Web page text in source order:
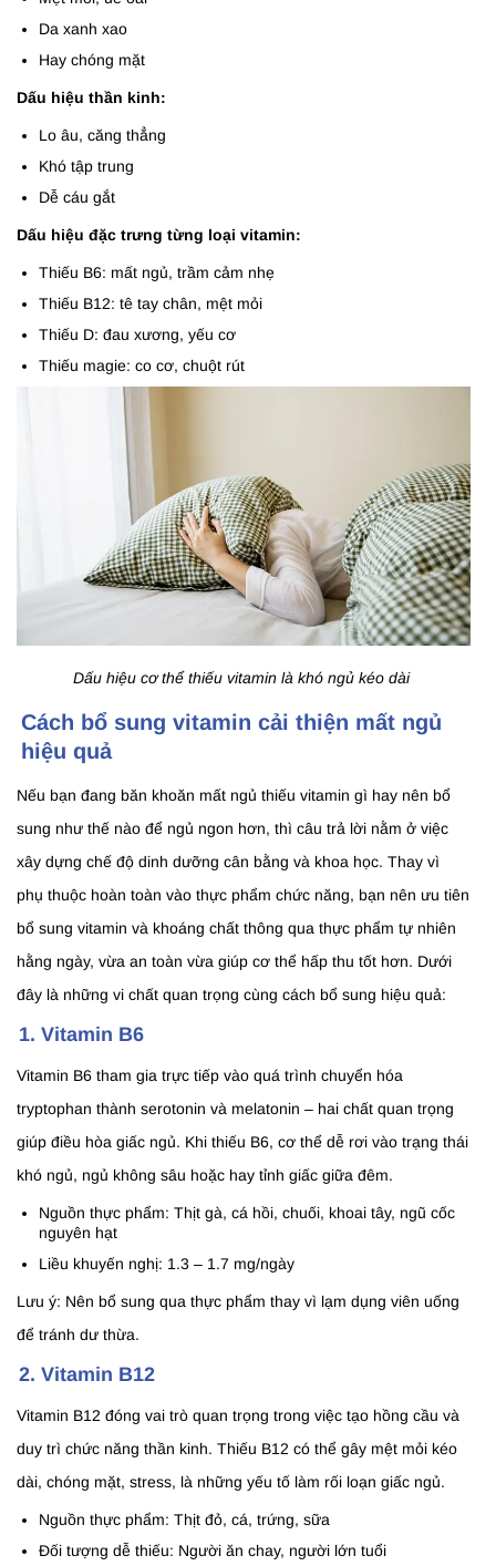
Da xanh xao
Hay chóng mặt
Dấu hiệu thần kinh:
Lo âu, căng thẳng
Khó tập trung
Dễ cáu gắt
Dấu hiệu đặc trưng từng loại vitamin:
Thiếu B6: mất ngủ, trầm cảm nhẹ
Thiếu B12: tê tay chân, mệt mỏi
Thiếu D: đau xương, yếu cơ
Thiếu magie: co cơ, chuột rút
Dấu hiệu cơ thể thiếu vitamin là khó ngủ kéo dài
Cách bổ sung vitamin cải thiện mất ngủ
hiệu quả
Nếu bạn đang băn khoăn mất ngủ thiếu vitamin gì hay nên bổ
sung như thế nào để ngủ ngon hơn, thì câu trả lời nằm ở việc
xây dựng chế độ dinh dưỡng cân bằng và khoa học. Thay vì
phụ thuộc hoàn toàn vào thực phẩm chức năng, bạn nên ưu tiên
bổ sung vitamin và khoáng chất thông qua thực phẩm tự nhiên
hằng ngày, vừa an toàn vừa giúp cơ thể hấp thu tốt hơn. Dưới
đây là những vi chất quan trọng cùng cách bổ sung hiệu quả:
1. Vitamin B6
Vitamin B6 tham gia trực tiếp vào quá trình chuyển hóa
tryptophan thành serotonin và melatonin – hai chất quan trọng
giúp điều hòa giấc ngủ. Khi thiếu B6, cơ thể dễ rơi vào trạng thái
khó ngủ, ngủ không sâu hoặc hay tỉnh giấc giữa đêm.
Nguồn thực phẩm: Thịt gà, cá hồi, chuối, khoai tây, ngũ cốc
nguyên hạt
Liều khuyến nghị: 1.3 – 1.7 mg/ngày
Lưu ý: Nên bổ sung qua thực phẩm thay vì lạm dụng viên uống
để tránh dư thừa.
2. Vitamin B12
Vitamin B12 đóng vai trò quan trọng trong việc tạo hồng cầu và
duy trì chức năng thần kinh. Thiếu B12 có thể gây mệt mỏi kéo
dài, chóng mặt, stress, là những yếu tố làm rối loạn giấc ngủ.
Nguồn thực phẩm: Thịt đỏ, cá, trứng, sữa
Đối tượng dễ thiếu: Người ăn chay, người lớn tuổi